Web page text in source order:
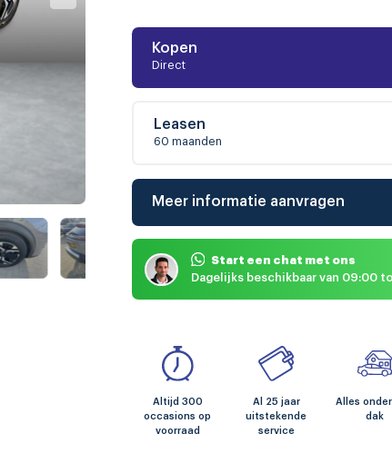
Leasen
60 maanden
Kopen
Direct
Meer informatie aanvragen
Start een chat met ons
Dagelijks beschikbaar van 09:00
Altijd 300
occasions op
voorraad
Al 25 jaar
uitstekende
service
Alles
dak